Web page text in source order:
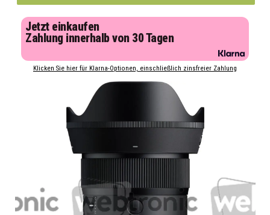
Jetzt einkaufen
Zahlung innerhalb von 30 Tagen
Klicken Sie hier für Klarna-Optionen, einschließlich zinsfreier Zahlung